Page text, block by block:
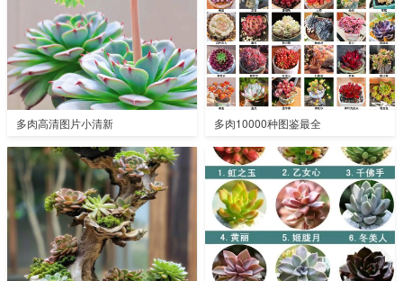
多肉高清图片小清新 多肉10000种图鉴最全